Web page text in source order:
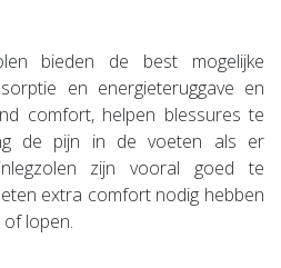
bieden de best mogelijke
en energieteruggave en
comfort, helpen blessures te
de pijn in de voeten als er
zijn vooral goed te
extra comfort nodig hebben
lopen.